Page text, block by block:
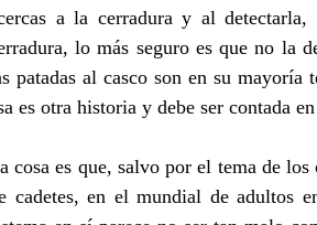
a la cerradura y al
lo más seguro es que no la
patadas al casco son en su mayoría
es otra historia y debe ser contada
cosa es que, salvo por el tema de
cadetes, en el mundial de adultos